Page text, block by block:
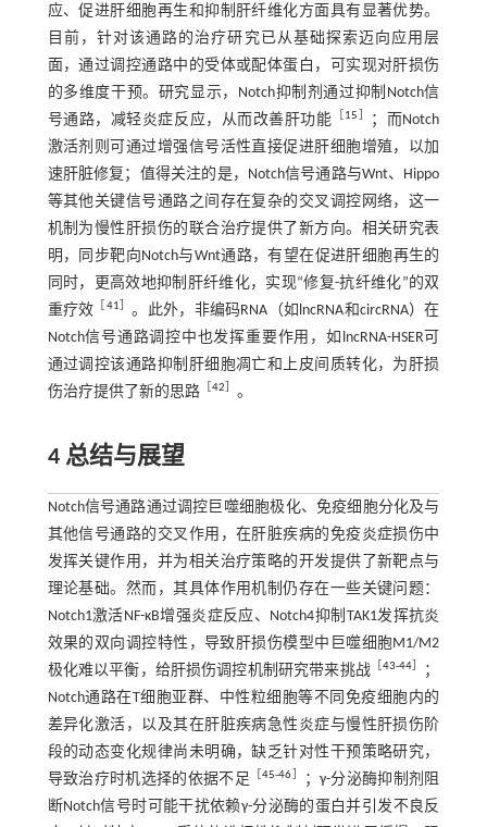
应、促进肝细胞再生和抑制肝纤维化方面具有显著优势。
目前，针对该通路的治疗研究已从基础探索迈向应用层
面，通过调控通路中的受体或配体蛋白，可实现对肝损伤
的多维度干预。研究显示，Notch抑制剂通过抑制Notch信
号通路，减轻炎症反应，从而改善肝功能
15
；而Notch
激活剂则可通过增强信号活性直接促进肝细胞增殖，以加
速肝脏修复；值得关注的是，Notch信号通路与Wnt、Hippo
等其他关键信号通路之间存在复杂的交叉调控网络，这一
机制为慢性肝损伤的联合治疗提供了新方向。相关研究表
明，同步靶向Notch与Wnt通路，有望在促进肝细胞再生的
同时，更高效地抑制肝纤维化，实现“修复-抗纤维化”的双
重疗效
41
。此外，非编码RNA（如lncRNA和circRNA）在
Notch信号通路调控中也发挥重要作用，如lncRNA-HSER可
通过调控该通路抑制肝细胞凋亡和上皮间质转化，为肝损
伤治疗提供了新的思路
42 。
4 总结与展望
Notch信号通路通过调控巨噬细胞极化、免疫细胞分化及与
其他信号通路的交叉作用，在肝脏疾病的免疫炎症损伤中
发挥关键作用，并为相关治疗策略的开发提供了新靶点与
理论基础。然而，其具体作用机制仍存在一些关键问题：
Notch1激活NF-κB增强炎症反应、Notch4抑制TAK1发挥抗炎
效果的双向调控特性，导致肝损伤模型中巨噬细胞M1/M2
极化难以平衡，给肝损伤调控机制研究带来挑战［43-44
；
Notch通路在T细胞亚群、中性粒细胞等不同免疫细胞内的
差异化激活，以及其在肝脏疾病急性炎症与慢性肝损伤阶
段的动态变化规律尚未明确，缺乏针对性干预策略研究，
导致治疗时机选择的依据不足 ［45-46
；γ-分泌酶抑制剂阻
断Notch信号时可能干扰依赖γ-分泌酶的蛋白并引发不良反